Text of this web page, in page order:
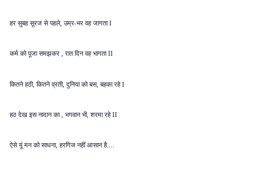
हर सुबह सूरज से पहले, उम्र-भर वह जागताI
कर्म को पूजा समझकर रात दिन वह भागताII
कितने हठी, कितने व्रती, दुनिया को बस, बहका रहेI
हठ देख इस नादान का भगवान भी, शरमा रहेII
ऐसे यूं मन को साधना, हरगिज नहीं आसान है....